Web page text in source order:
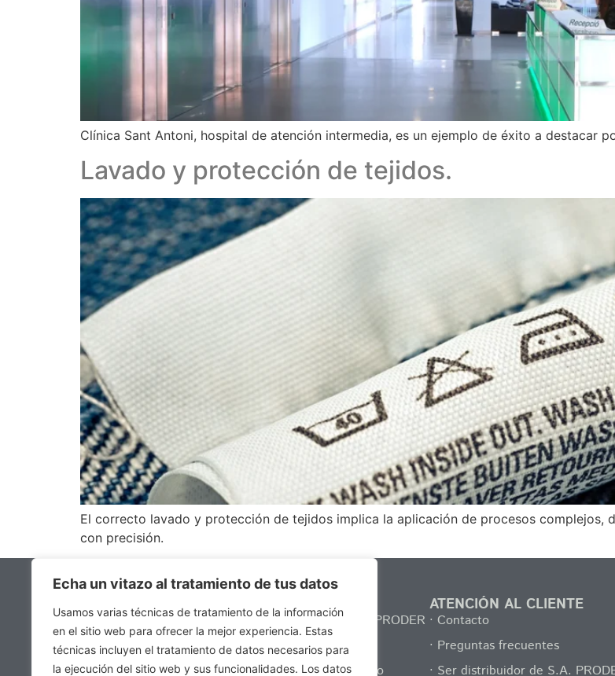
Echa un vitazo al tratamiento de tus datos
Usamos varias técnicas de tratamiento de la información
en el sitio web para ofrecer la mejor experiencia. Estas
técnicas incluyen el tratamiento de datos necesarios para
la ejecución del sitio web y sus funcionalidades. Los datos
Clínica Sant Antoni, hospital de atención intermedia, es un ejemplo de éxito a destacar
Lavado y protección de tejidos.
El correcto lavado y protección de tejidos implica la aplicación de procesos complejos,
con precisión.
EMPRESA
· Acerca de S.A. PRODER
· Servicios
· Áreas de negocio
ATENCIÓN AL CLIENTE
· Contacto
· Preguntas frecuentes
· Ser distribuidor de S.A.